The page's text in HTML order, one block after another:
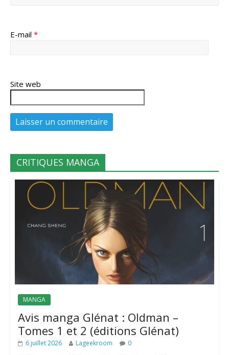
E-mail *
Site web
CRITIQUES MANGA
MANGA
Avis manga Glénat : Oldman –
Tomes 1 et 2 (éditions Glénat)
6 juillet 2026 Lageekroom 0